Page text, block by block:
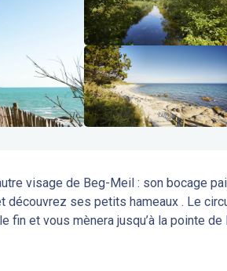
visage de Beg-Meil : son bocage
découvrez ses petits hameaux . Le
et vous mènera jusqu’à la pointe